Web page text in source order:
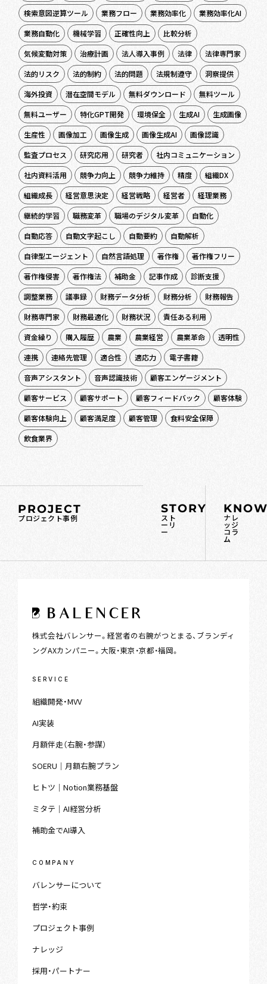
検索意図逆算ツール 業務フロー 業務効率化
業務効率化AI
業務自動化
機械学習 正確性向上
比較分析
気候変動対策
治療計画 法人導入事例 法律
法律専門家
法的リスク
法的制約 法的問題 法規制遵守
洞察提供
海外投資
潜在空間モデル 無料ダウンロード
無料ツール
無料ユーザー
特化GPT開発 環境保全 生成AI
生成画像
生産性
画像加工 画像生成 画像生成AI
画像認識
監査プロセス
研究応用 研究者
社内コミュニケーション
社内資料活用
競争力向上 競争力維持 精度
組織DX
組織成長
経営意思決定 経営戦略 経営者
経理業務
継続的学習
職務変革 職場のデジタル変革
自動化
自動応答
自動文字起こし 自動要約
自動解析
自律型エージェント
自然言語処理 著作権
著作権フリー
著作権侵害
著作権法 補助金 記事作成
診断支援
調整業務
議事録 財務データ分析 財務分析
財務報告
財務専門家
財務最適化 財務状況
責任ある利用
資金繰り
購入履歴 農業 農業経営 農業革命
透明性
連携
連絡先管理 適合性 適応力
電子書籍
音声アシスタント
音声認識技術
顧客エンゲージメント
顧客サービス
顧客サポート 顧客フィードバック
顧客体験
顧客体験向上
顧客満足度 顧客管理
食料安全保障
飲食業界
PROJECT
プロジェクト事例
STORY
スト
ーリ
ー
ナレ
ッジ
コラ
ム
株式会社バレンサー。経営者の右腕がつとまる、ブランディ
ングAXカンパニー。大阪・東京・京都・福岡。
SERVICE
組織開発・MVV
AI実装
月額伴走（右腕・参謀）
SOERU｜月額右腕プラン
ヒトツ｜Notion業務基盤
ミタテ｜AI経営分析
補助金でAI導入
COMPANY
バレンサーについて
哲学・約束
プロジェクト事例
ナレッジ
採用・パートナー